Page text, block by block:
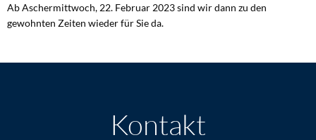
Ab Aschermittwoch, 22. Februar 2023 sind wir dann zu den
gewohnten Zeiten wieder für Sie da.
Kontakt